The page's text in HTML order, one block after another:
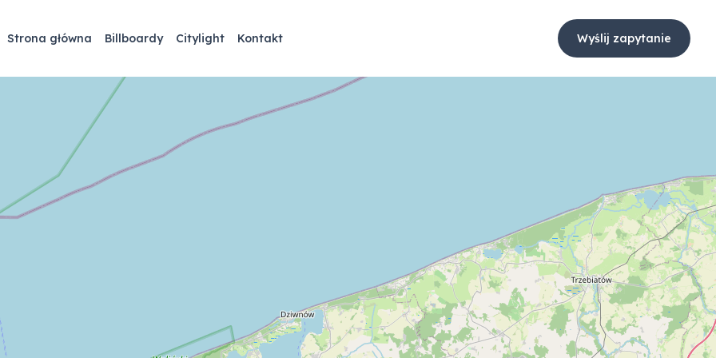
Strona główna Billboardy Citylight Kontakt Wyślij zapytanie